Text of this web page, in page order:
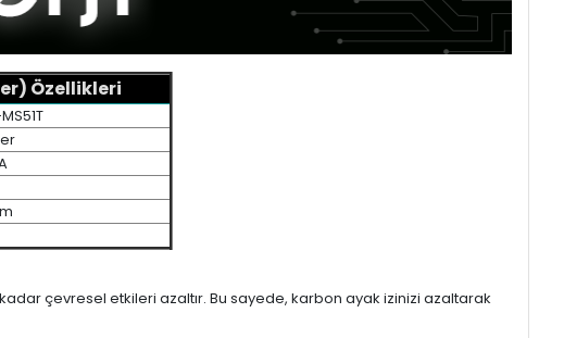
Özellikleri
çevresel etkileri azaltır. Bu sayede, karbon ayak izinizi azaltarak